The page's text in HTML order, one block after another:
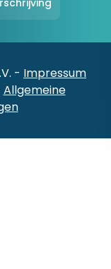
- Impressum
Allgemeine